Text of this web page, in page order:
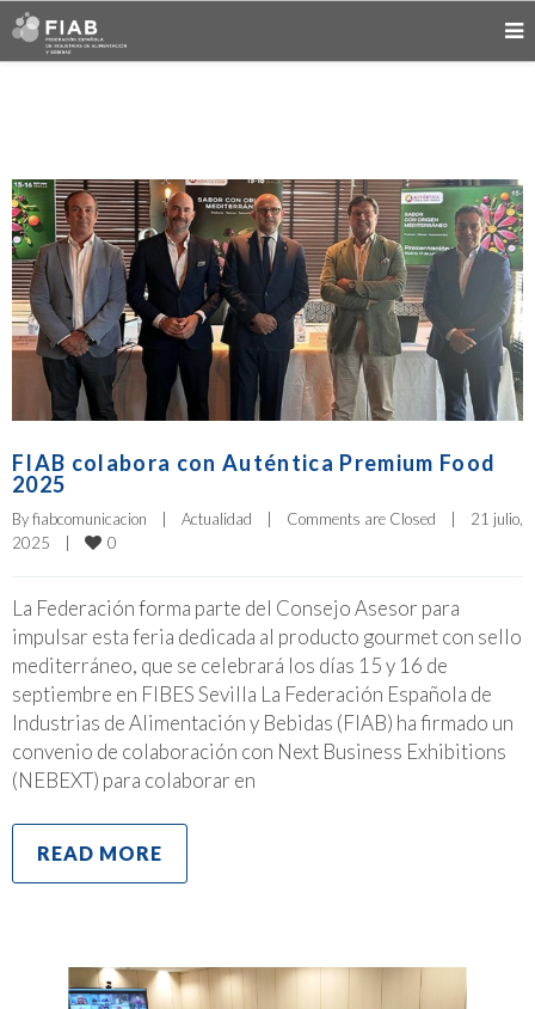
FIAB colabora con Auténtica Premium Food
2025
By fiabcomunicacion | Actualidad | Comments are Closed |
21 julio,
2025
| 0
La Federación forma parte del Consejo Asesor para
impulsar esta feria dedicada al producto gourmet con sello
mediterráneo, que se celebrará los días 15 y 16 de
septiembre en FIBES Sevilla La Federación Española de
Industrias de Alimentación y Bebidas (FIAB) ha firmado un
convenio de colaboración con Next Business Exhibitions
(NEBEXT) para colaborar en
READ MORE